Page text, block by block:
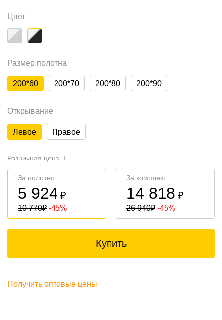
Цвет
Размер полотна
200*60 200*70 200*80 200*90
Открывание
Левое Правое
Розничная цена
За полотно
5 924 ₽
10 770₽ -45%
За комплект
14 818 ₽
26 940₽ -45%
Купить
Получить оптовые цены